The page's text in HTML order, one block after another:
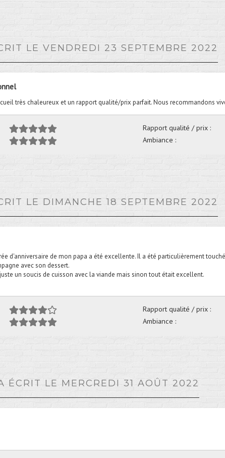
LE VENDREDI 23 SEPTEMBRE 2022
très chaleureux et un rapport qualité/prix parfait. Nous recommandons
Rapport qualité / prix :
Ambiance :
LE DIMANCHE 18 SEPTEMBRE 2022
d'anniversaire de mon papa a été excellente. Il a été particulièrement
avec son dessert.
un soucis de cuisson avec la viande mais sinon tout était excellent.
Rapport qualité / prix :
Ambiance :
ÉCRIT LE MERCREDI 31 AOÛT 2022